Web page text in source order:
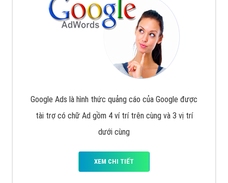
Google Ads là hình thức quảng cáo của Google được
tài trợ có chữ Ad gồm 4 ví trí trên cùng và 3 vị trí
dưới cùng
XEM CHI TIẾT